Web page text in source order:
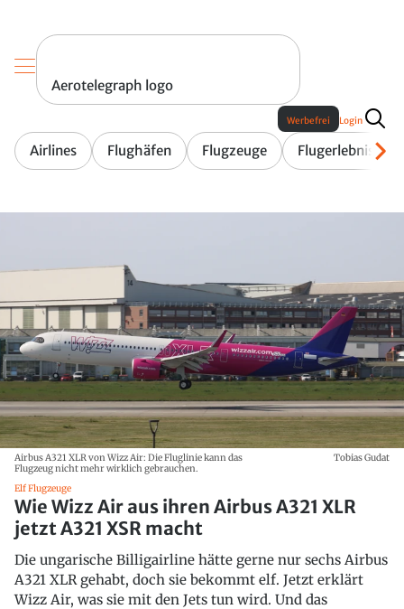
Aerotelegraph logo
Airlines Flughäfen Flugzeuge Flugerlebnis
Werbefrei Login
Airbus A321 XLR von Wizz Air: Die Fluglinie kann das
Flugzeug nicht mehr wirklich gebrauchen.
Tobias Gudat
Elf Flugzeuge
Wie Wizz Air aus ihren Airbus A321 XLR
jetzt A321 XSR macht
Die ungarische Billigairline hätte gerne nur sechs Airbus
A321 XLR gehabt, doch sie bekommt elf. Jetzt erklärt
Wizz Air, was sie mit den Jets tun wird. Und das